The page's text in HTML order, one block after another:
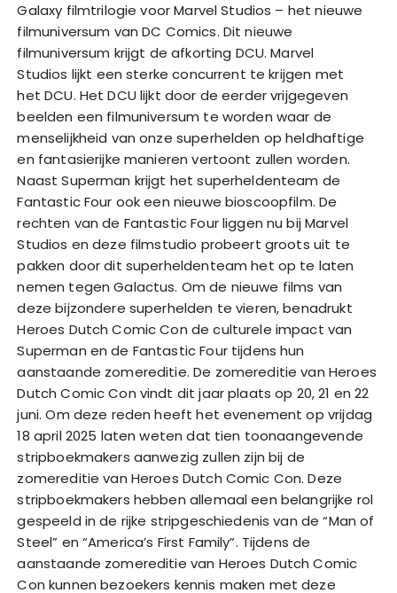
Galaxy filmtrilogie voor Marvel Studios – het nieuwe
filmuniversum van DC Comics. Dit nieuwe
filmuniversum krijgt de afkorting DCU. Marvel
Studios lijkt een sterke concurrent te krijgen met
het DCU. Het DCU lijkt door de eerder vrijgegeven
beelden een filmuniversum te worden waar de
menselijkheid van onze superhelden op heldhaftige
en fantasierijke manieren vertoont zullen worden.
Naast Superman krijgt het superheldenteam de
Fantastic Four ook een nieuwe bioscoopfilm. De
rechten van de Fantastic Four liggen nu bij Marvel
Studios en deze filmstudio probeert groots uit te
pakken door dit superheldenteam het op te laten
nemen tegen Galactus. Om de nieuwe films van
deze bijzondere superhelden te vieren, benadrukt
Heroes Dutch Comic Con de culturele impact van
Superman en de Fantastic Four tijdens hun
aanstaande zomereditie. De zomereditie van Heroes
Dutch Comic Con vindt dit jaar plaats op 20, 21 en 22
juni. Om deze reden heeft het evenement op vrijdag
18 april 2025 laten weten dat tien toonaangevende
stripboekmakers aanwezig zullen zijn bij de
zomereditie van Heroes Dutch Comic Con. Deze
stripboekmakers hebben allemaal een belangrijke rol
gespeeld in de rijke stripgeschiedenis van de “Man of
Steel” en “America’s First Family”. Tijdens de
aanstaande zomereditie van Heroes Dutch Comic
Con kunnen bezoekers kennis maken met deze